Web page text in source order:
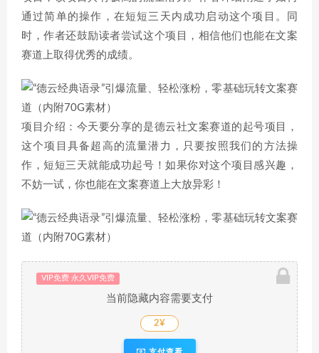
通过简单的操作，在短短三天内成功启动这个项目。同
时，作者还鼓励读者尝试这个项目，相信他们也能在文案
赛道上取得优秀的成绩。
项目介绍：今天要分享的是德云社文案赛道的起号项目，
这个项目具备超高的流量潜力，只要按照我们的方法操
作，短短三天就能成功起号！如果你对这个项目感兴趣，
不妨一试，你也能在文案赛道上大放异彩！
VIP免费 永久VIP免费
当前隐藏内容需要支付
2¥